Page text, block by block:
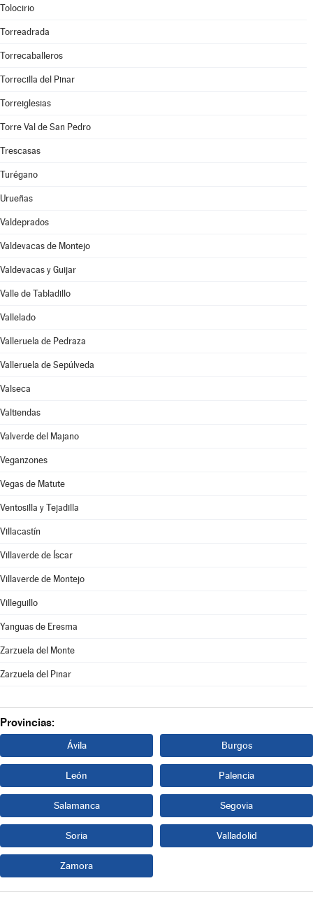
Tolocirio
Torreadrada
Torrecaballeros
Torrecilla del Pinar
Torreiglesias
Torre Val de San Pedro
Trescasas
Turégano
Urueñas
Valdeprados
Valdevacas de Montejo
Valdevacas y Guijar
Valle de Tabladillo
Vallelado
Valleruela de Pedraza
Valleruela de Sepúlveda
Valseca
Valtiendas
Valverde del Majano
Veganzones
Vegas de Matute
Ventosilla y Tejadilla
Villacastín
Villaverde de Íscar
Villaverde de Montejo
Villeguillo
Yanguas de Eresma
Zarzuela del Monte
Zarzuela del Pinar
Provincias:
Ávila Burgos
León Palencia
Salamanca Segovia
Soria Valladolid
Zamora